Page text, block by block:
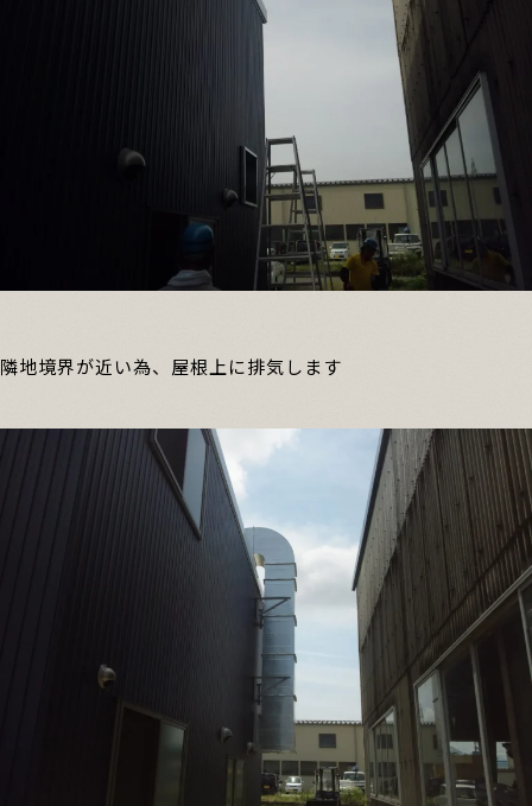
隣地境界が近い為、屋根上に排気します